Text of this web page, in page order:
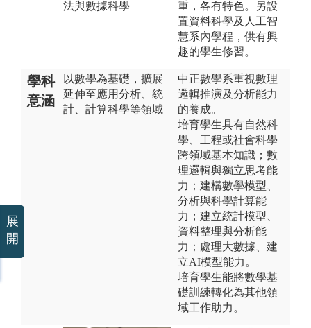
法與數據科學
重，各有特色。另設
置資料科學及人工智
慧系內學程，供有興
趣的學生修習。
學科
意涵
以數學為基礎，擴展
延伸至應用分析、統
計、計算科學等領域
中正數學系重視數理
邏輯推演及分析能力
的養成。
培育學生具有自然科
學、工程或社會科學
跨領域基本知識；數
理邏輯與獨立思考能
力；建構數學模型、
分析與科學計算能
力；建立統計模型、
資料整理與分析能
力；處理大數據、建
立AI模型能力。
培育學生能將數學基
礎訓練轉化為其他領
域工作助力。
展
開